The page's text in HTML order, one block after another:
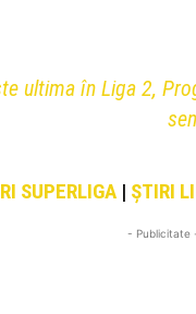
ultima în Liga 2,
SUPERLIGA | ȘTIRI
- Publicitate